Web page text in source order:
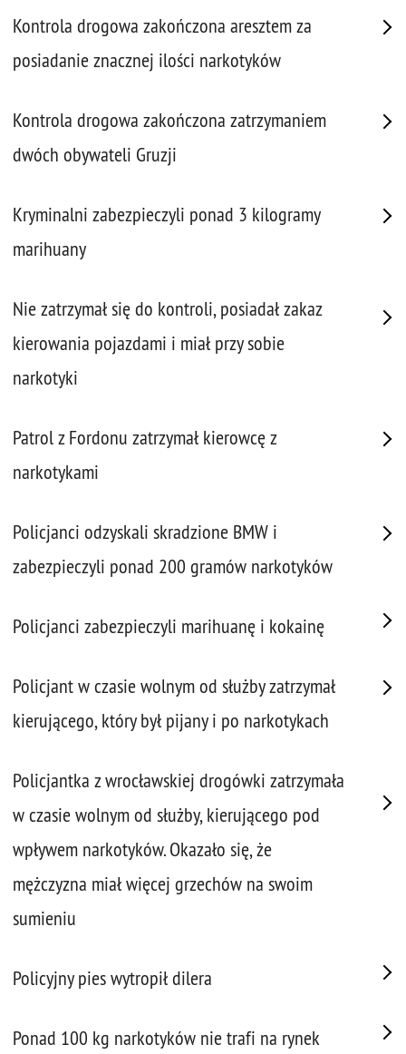
Kontrola drogowa zakończona aresztem za
posiadanie znacznej ilości narkotyków
Kontrola drogowa zakończona zatrzymaniem
dwóch obywateli Gruzji
Kryminalni zabezpieczyli ponad 3 kilogramy
marihuany
Nie zatrzymał się do kontroli, posiadał zakaz
kierowania pojazdami i miał przy sobie
narkotyki
Patrol z Fordonu zatrzymał kierowcę z
narkotykami
Policjanci odzyskali skradzione BMW i
zabezpieczyli ponad 200 gramów narkotyków
Policjanci zabezpieczyli marihuanę i kokainę
Policjant w czasie wolnym od służby zatrzymał
kierującego, który był pijany i po narkotykach
Policjantka z wrocławskiej drogówki zatrzymała
w czasie wolnym od służby, kierującego pod
wpływem narkotyków. Okazało się, że
mężczyzna miał więcej grzechów na swoim
sumieniu
Policyjny pies wytropił dilera
Ponad 100 kg narkotyków nie trafi na rynek